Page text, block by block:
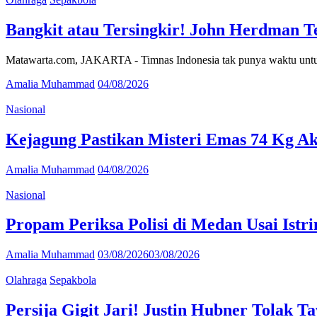
Bangkit atau Tersingkir! John Herdman
Matawarta.com, JAKARTA - Timnas Indonesia tak punya waktu
Amalia Muhammad 04/08/2026
Nasional
Kejagung Pastikan Misteri Emas 74 Kg
Amalia Muhammad 04/08/2026
Nasional
Propam Periksa Polisi di Medan Usai
Amalia Muhammad 03/08/202603/08/2026
Olahraga Sepakbola
Persija Gigit Jari! Justin Hubner Tolak